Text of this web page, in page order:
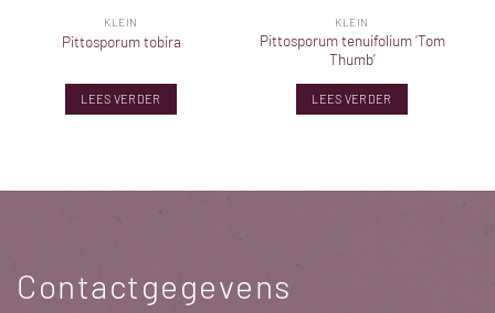
KLEIN
Pittosporum tobira
LEES VERDER
KLEIN
Pittosporum tenuifolium ‘Tom
Thumb’
LEES VERDER
Contactgegevens